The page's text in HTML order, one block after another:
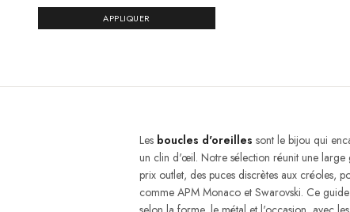
APPLIQUER
Les boucles d'oreilles sont le bijou qui
un clin d'œil. Notre sélection réunit une large
prix outlet, des puces discrètes aux créoles,
comme APM Monaco et Swarovski. Ce